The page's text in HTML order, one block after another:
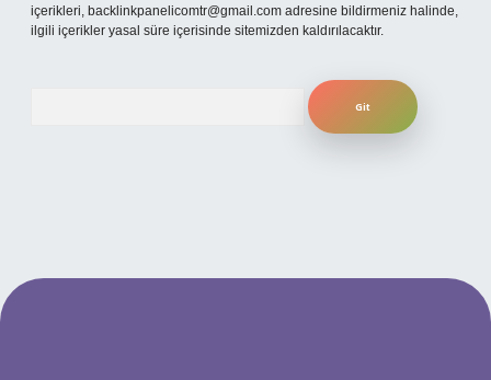
içerikleri, backlinkpanelicomtr@gmail.com adresine bildirmeniz halinde,
ilgili içerikler yasal süre içerisinde sitemizden kaldırılacaktır.